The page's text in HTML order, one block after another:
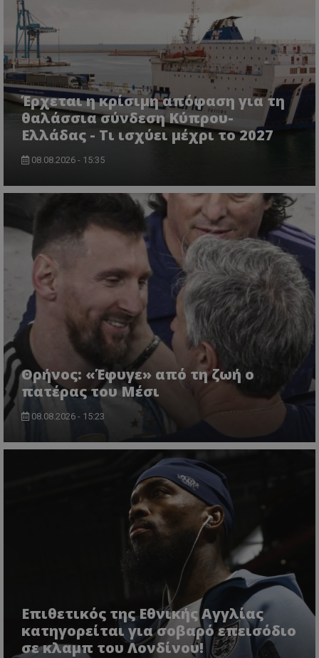
Έρχεται η κρίσιμη απόφαση για τη
θαλάσσια σύνδεση Κύπρου-
Ελλάδας - Τι ισχύει μέχρι το 2027
08.08.2026 - 15:35
Θρήνος: «Έφυγε» από τη ζωή ο
πατέρας του Μέσι
08.08.2026 - 15:23
Επιθετικός της Εθνικής Αγγλίας
κατηγορείται για σοβαρό επεισόδιο
σε κλαμπ του Λονδίνου!